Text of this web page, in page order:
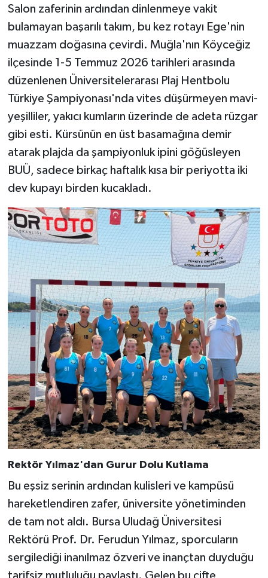
Salon zaferinin ardından dinlenmeye vakit
bulamayan başarılı takım, bu kez rotayı Ege'nin
muazzam doğasına çevirdi. Muğla'nın Köyceğiz
ilçesinde 1-5 Temmuz 2026 tarihleri arasında
düzenlenen Üniversitelerarası Plaj Hentbolu
Türkiye Şampiyonası'nda vites düşürmeyen mavi-
yeşilliler, yakıcı kumların üzerinde de adeta rüzgar
gibi esti. Kürsünün en üst basamağına demir
atarak plajda da şampiyonluk ipini göğüsleyen
BUÜ, sadece birkaç haftalık kısa bir periyotta iki
dev kupayı birden kucakladı.
Rektör Yılmaz'dan Gurur Dolu Kutlama
Bu eşsiz serinin ardından kulisleri ve kampüsü
hareketlendiren zafer, üniversite yönetiminden
de tam not aldı. Bursa Uludağ Üniversitesi
Rektörü Prof. Dr. Ferudun Yılmaz, sporcuların
sergilediği inanılmaz özveri ve inançtan duyduğu
tarifsiz mutluluğu paylaştı. Gelen bu çifte